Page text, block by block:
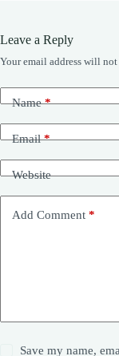
Leave a Reply
Your email address will not
Name*
Email*
Website
Add Comment *
Save my name,